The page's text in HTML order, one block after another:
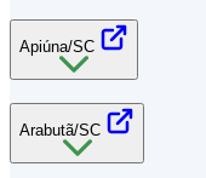
Apiúna/SC
Arabutã/SC